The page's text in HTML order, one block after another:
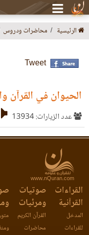
الرئيسية محاضرات ودروس
Tweet
الحيوان في القرآن
عدد الزيارات: 13934
www.nQuran.com
القراءات
القرآنية
المدخل
للقراءات
صوتيات
ومرئيات
القرآن الكريم
محاضرات